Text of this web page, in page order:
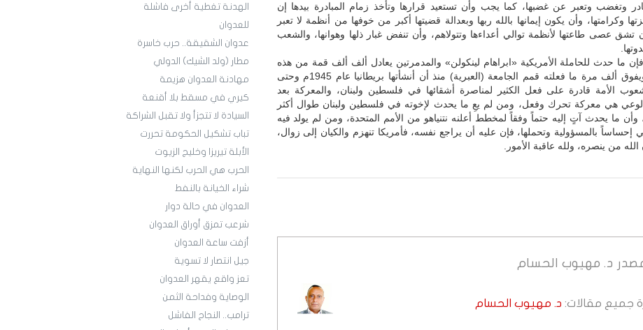
الهدنة تغطية أخرى فاشلة
للعدوان
عدوان الشقيقة.. حرب خاسرة
مطار (ولد الشيك) الدولي
مهادنة العدوان هزيمة
كيري في مسقط بلا أقنعة
السيادة لا تتجزأ ولا تقبل الشراكة
تباب تشكيل الحكومة تحررت
الأبلة تيريزا وخليج الزيوت
الحرب هي الحرب لكنها النهاية
شراء الخيانة بالنفط
العدوان في حالة دوار
شرعب تمزق أوراق العدوان
أزفت ساعة العدوان
جيل انتصار لا تسوية
تعز واقع يقهر العدوان
الوصاية وفداحة الثمن
ترامب.. النجاح الفاشل
وتغضب وتعبر عن غضبها، كما يجب وأن تستعيد قرارها وتأخذ زمام المبادرة بيدها إن
وكرامتها، وأن يكون إيمانها بالله ربها وبعدالة قضيتها أكبر من خوفها من أنظمة لا تعبر
تشق عصى طاعتها لأنظمة توالي أعداءها وتتولاهم، وأن تنفض غبار ذلها وهوانها، والشعب
فإن ما حدث للحاملة الأمريكية «ابراهام لينكولن» والمدمرتين يعادل ألف ألف قمة من هذه
القمم، ويفوق ألف مرة ما فعلته قمم الجامعة (العبرية) منذ أن أنشأتها بريطانيا عام 1945م وحتى
الأمة قادرة على فعل الكثير لمناصرة أشقائها في فلسطين ولبنان، والمعركة بعد
هي معركة تحرك وفعل، ومن لم يعِ ما يحدث لإخوته في فلسطين ولبنان طوال أكثر
ما يحدث آتٍ إليه حتماً وفقاً لمخطط أعلنه نتنياهو من الأمم المتحدة، ومن لم يولد فيه
إحساساً بالمسؤولية وتحملها، فإن عليه أن يراجع نفسه، فأمريكا تنهزم والكيان إلى زوال،
من ينصره، ولله عاقبة الأمور.
د. مهيوب الحسام
جميع مقالات: د. مهيوب الحسام